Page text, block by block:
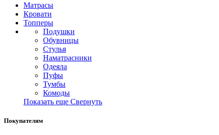
Матрасы
Кровати
Топперы
Подушки
Обувницы
Стулья
Наматрасники
Одеяла
Пуфы
Тумбы
Комоды
Показать еще Свернуть
Покупателям